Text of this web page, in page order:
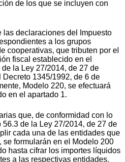
de los que se incluyen con
declaraciones del Impuesto
a los grupos
cooperativas, que tributen por el
fiscal establecido en el
la Ley 27/2014, de 27 de
1345/1992, de 6 de
Modelo 220, se efectuará
en el apartado 1.
que, de conformidad con lo
de la Ley 27/2014, de 27 de
cada una de las entidades que
se formularán en el Modelo 200
hasta cifrar los importes líquidos
a las respectivas entidades.